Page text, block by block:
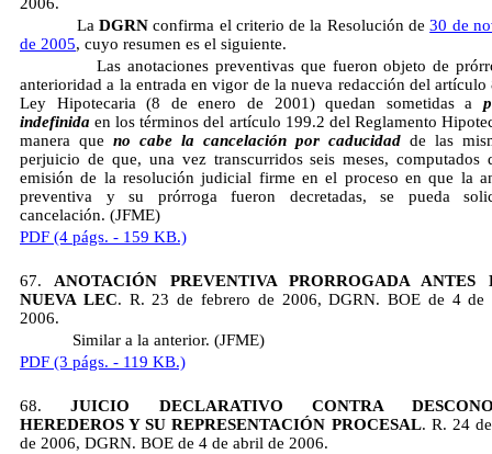
2006.
La DGRNconfirma el criterio de la Resolución de30 de
de 2005, cuyo resumen es el siguiente.
Las anotaciones preventivas que fueron objeto de
anterioridad a la entrada en vigor de la nueva redacción del artículo
Ley Hipotecaria (8 de enero de 2001) quedan sometidas a
indefinida en los términos del artículo 199.2 del Reglamento
manera que no cabe la cancelación por caducidad de las
perjuicio de que, una vez transcurridos seis meses, computados
emisión de la resolución judicial firme en el proceso en que la
preventiva y su prórroga fueron decretadas, se pueda
cancelación. (JFME)
PDF (4 págs. - 159 KB.)
67.ANOTACIÓN PREVENTIVA PRORROGADA
NUEVA LEC. R. 23 de febrero de 2006, DGRN. BOE de 4 de
2006.
Similar a la anterior. (JFME)
PDF (3 págs. - 119 KB.)
68.JUICIO DECLARATIVO CONTRA
HEREDEROS Y SU REPRESENTACIÓN PROCESAL. R. 24
de 2006, DGRN. BOE de 4 de abril de 2006.